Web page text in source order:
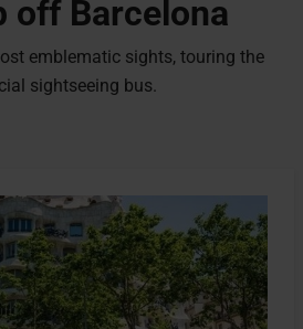
off Barcelona
emblematic sights, touring the
sightseeing bus.